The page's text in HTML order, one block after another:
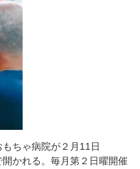
ちゃ病院が２月11日
開かれる。毎月第２日曜開催